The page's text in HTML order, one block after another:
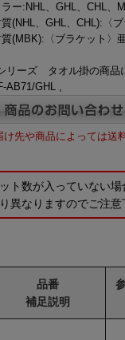
ラー:NHL、GHL、CHL、
(NHL、GHL、CHL):〈
(MBK):〈ブラケット〉
リーズ タオル掛の商品
AB71/GHL ,
け先や商品によっては送
ト数が入っていない
異なりますのでご注意
品番
補足説明